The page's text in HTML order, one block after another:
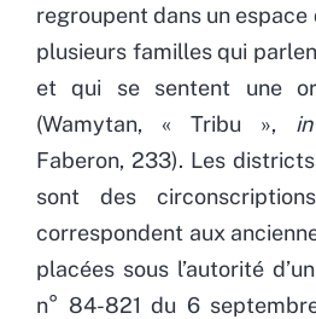
regroupent dans un espace
plusieurs familles qui
et qui se sentent une
(Wamytan, « Tribu », in
Faberon, 233). Les
sont des
correspondent aux
placées sous l’autorité
n° 84-821 du 6